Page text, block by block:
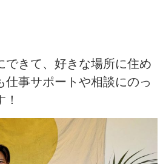
できて、好きな場所に住め
仕事サポートや相談にのっ